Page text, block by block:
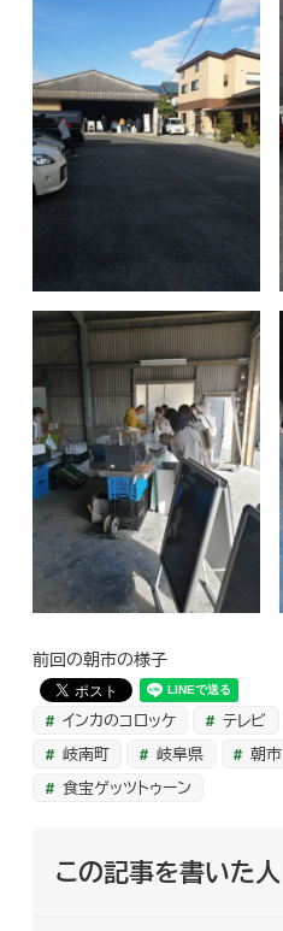
前回の朝市の様子
インカのコロッケ テレビ
岐南町
岐阜県 朝市
食宝ゲッツトゥーン
この記事を書いた人